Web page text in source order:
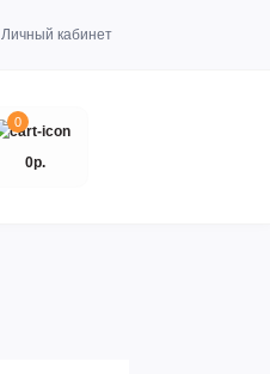
Личный кабинет
0
0р.